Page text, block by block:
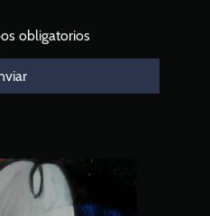
obligatorios